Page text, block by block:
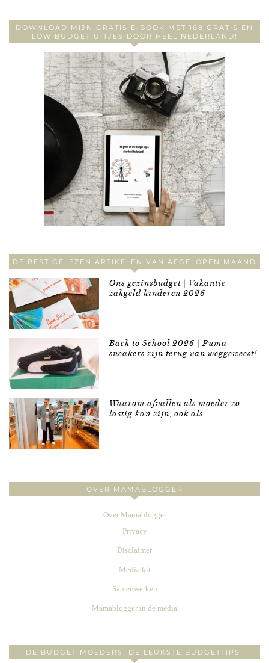
DOWNLOAD MIJN GRATIS E-BOOK MET 168 GRATIS EN
LOW BUDGET UITJES DOOR HEEL NEDERLAND!
DE BEST GELEZEN ARTIKELEN VAN AFGELOPEN MAAND
Ons gezinsbudget | Vakantie
zakgeld kinderen 2026
Back to School 2026 | Puma
sneakers zijn terug van weggeweest!
Waarom afvallen als moeder zo
lastig kan zijn, ook als …
OVER MAMABLOGGER
Over Mamablogger
Privacy
Disclaimer
Media kit
Samenwerken
Mamablogger in de media
DE BUDGET MOEDERS, DE LEUKSTE BUDGETTIPS!